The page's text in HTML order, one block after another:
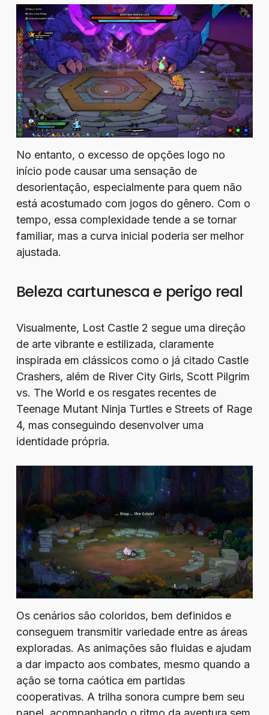
No entanto, o excesso de opções logo no
início pode causar uma sensação de
desorientação, especialmente para quem não
está acostumado com jogos do gênero. Com o
tempo, essa complexidade tende a se tornar
familiar, mas a curva inicial poderia ser melhor
ajustada.
Beleza cartunesca e perigo real
Visualmente, Lost Castle 2 segue uma direção
de arte vibrante e estilizada, claramente
inspirada em clássicos como o já citado Castle
Crashers, além de River City Girls, Scott Pilgrim
vs. The World e os resgates recentes de
Teenage Mutant Ninja Turtles e Streets of Rage
4, mas conseguindo desenvolver uma
identidade própria.
Os cenários são coloridos, bem definidos e
conseguem transmitir variedade entre as áreas
exploradas. As animações são fluidas e ajudam
a dar impacto aos combates, mesmo quando a
ação se torna caótica em partidas
cooperativas. A trilha sonora cumpre bem seu